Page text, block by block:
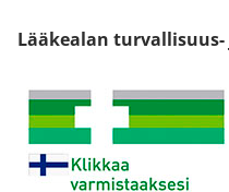
Lääkealan